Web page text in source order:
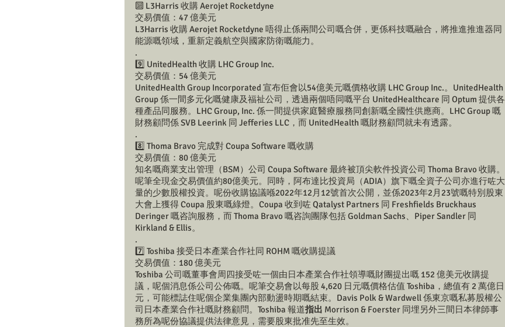
🔟 L3Harris 收購 Aerojet Rocketdyne
交易價值：47 億美元
L3Harris 收購 Aerojet Rocketdyne 唔得止係兩間公司嘅合併，更係科技嘅融合，將推進推進器同
能源嘅領域，重新定義航空與國家防衛嘅能力。
.
9️⃣ UnitedHealth 收購 LHC Group Inc.
交易價值：54 億美元
UnitedHealth Group Incorporated 宣布佢會以54億美元嘅價格收購 LHC Group Inc.。UnitedHealth
Group 係一間多元化嘅健康及福祉公司，透過兩個唔同嘅平台 UnitedHealthcare 同 Optum 提供各
種產品同服務。LHC Group, Inc. 係一間提供家庭醫療服務同創新嘅全國性供應商。LHC Group 嘅
財務顧問係 SVB Leerink 同 Jefferies LLC，而 UnitedHealth 嘅財務顧問就未有透露。
.
8️⃣ Thoma Bravo 完成對 Coupa Software 嘅收購
交易價值：80 億美元
知名嘅商業支出管理（BSM）公司 Coupa Software 最終被頂尖軟件投資公司 Thoma Bravo 收購。
呢筆全現金交易價值約80億美元。同時，阿布達比投資局（ADIA）旗下嘅全資子公司亦進行咗大
量的少數股權投資。呢份收購協議喺2022年12月12號首次公開，並係2023年2月23號嘅特別股東
大會上獲得 Coupa 股東嘅綠燈。Coupa 收到咗 Qatalyst Partners 同 Freshfields Bruckhaus
Deringer 嘅咨詢服務，而 Thoma Bravo 嘅咨詢團隊包括 Goldman Sachs、Piper Sandler 同
Kirkland & Ellis。
.
7️⃣ Toshiba 接受日本產業合作社同 ROHM 嘅收購提議
交易價值：180 億美元
Toshiba 公司嘅董事會周四接受咗一個由日本產業合作社領導嘅財團提出嘅 152 億美元收購提
議，呢個消息係公司公佈嘅。呢筆交易會以每股 4,620 日元嘅價格估值 Toshiba，總值有 2 萬億日
元，可能標誌住呢個企業集團內部動盪時期嘅結束。Davis Polk & Wardwell 係東京嘅私募股權公
司日本產業合作社嘅財務顧問。Toshiba 報道指出 Morrison & Foerster 同埋另外三間日本律師事
務所為呢份協議提供法律意見，需要股東批准先至生效。